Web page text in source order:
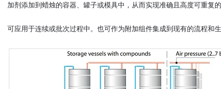
加剂添加到蜡烛的容器、罐子或模具中，从而实现准确且高度可重复
可应用于连续或批次过程中。也可作为附加组件集成到现有的流程和